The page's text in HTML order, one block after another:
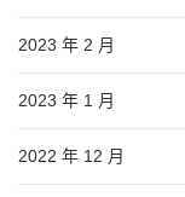
2023 年 2 月
2023 年 1 月
2022 年 12 月